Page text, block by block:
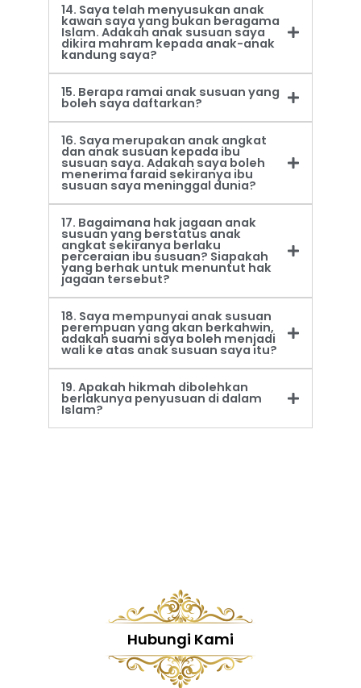
14. Saya telah menyusukan anak
kawan saya yang bukan beragama
Islam. Adakah anak susuan saya
dikira mahram kepada anak-anak
kandung saya?
15. Berapa ramai anak susuan yang
boleh saya daftarkan?
16. Saya merupakan anak angkat
dan anak susuan kepada ibu
susuan saya. Adakah saya boleh
menerima faraid sekiranya ibu
susuan saya meninggal dunia?
17. Bagaimana hak jagaan anak
susuan yang berstatus anak
angkat sekiranya berlaku
perceraian ibu susuan? Siapakah
yang berhak untuk menuntut hak
jagaan tersebut?
18. Saya mempunyai anak susuan
perempuan yang akan berkahwin,
adakah suami saya boleh menjadi
wali ke atas anak susuan saya itu?
19. Apakah hikmah dibolehkan
berlakunya penyusuan di dalam
Islam?
Hubungi Kami